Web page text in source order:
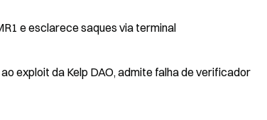
e esclarece saques via terminal
exploit da Kelp DAO, admite falha de verificador